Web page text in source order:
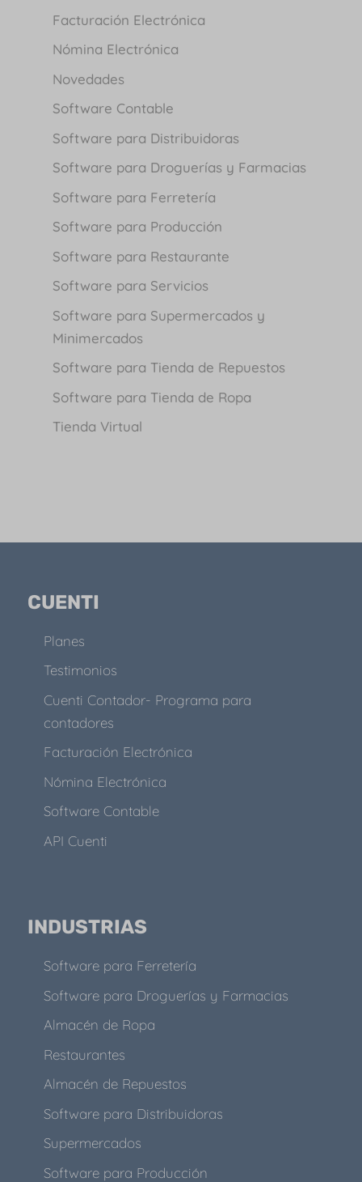
Facturación Electrónica
Nómina Electrónica
Novedades
Software Contable
Software para Distribuidoras
Software para Droguerías y Farmacias
Software para Ferretería
Software para Producción
Software para Restaurante
Software para Servicios
Software para Supermercados y
Minimercados
Software para Tienda de Repuestos
Software para Tienda de Ropa
Tienda Virtual
CUENTI
Planes
Testimonios
Cuenti Contador- Programa para
contadores
Facturación Electrónica
Nómina Electrónica
Software Contable
API Cuenti
INDUSTRIAS
Software para Ferretería
Software para Droguerías y Farmacias
Almacén de Ropa
Restaurantes
Almacén de Repuestos
Software para Distribuidoras
Supermercados
Software para Producción